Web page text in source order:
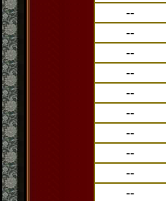
--
--
--
--
--
--
--
--
--
--